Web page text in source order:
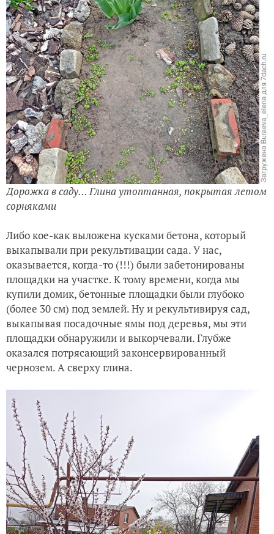
Дорожка в саду… Глина утоптанная, покрытая летом
сорняками
Либо кое-как выложена кусками бетона, который
выкапывали при рекультивации сада. У нас,
оказывается, когда-то (!!!) были забетонированы
площадки на участке. К тому времени, когда мы
купили домик, бетонные площадки были глубоко
(более 30 см) под землей. Ну и рекультивируя сад,
выкапывая посадочные ямы под деревья, мы эти
площадки обнаружили и выкорчевали. Глубже
оказался потрясающий законсервированный
чернозем. А сверху глина.